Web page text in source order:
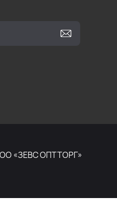
«ЗЕВС ОПТТОРГ»